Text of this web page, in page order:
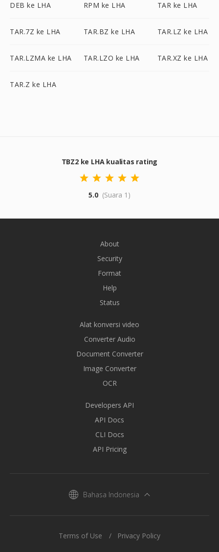
DEB ke LHA RPM ke LHA TAR ke LHA
TAR.7Z ke LHA TAR.BZ ke LHA TAR.LZ ke LHA
TAR.LZMA ke LHA TAR.LZO ke LHA TAR.XZ ke LHA
TAR.Z ke LHA
TBZ2 ke LHA kualitas rating
5.0 (Suara 1)
About
Security
Format
Help
Status
Alat konversi video
Converter Audio
Document Converter
Image Converter
OCR
Developers API
API Docs
CLI Docs
API Pricing
Bahasa Indonesia
Terms of Use Privacy Policy